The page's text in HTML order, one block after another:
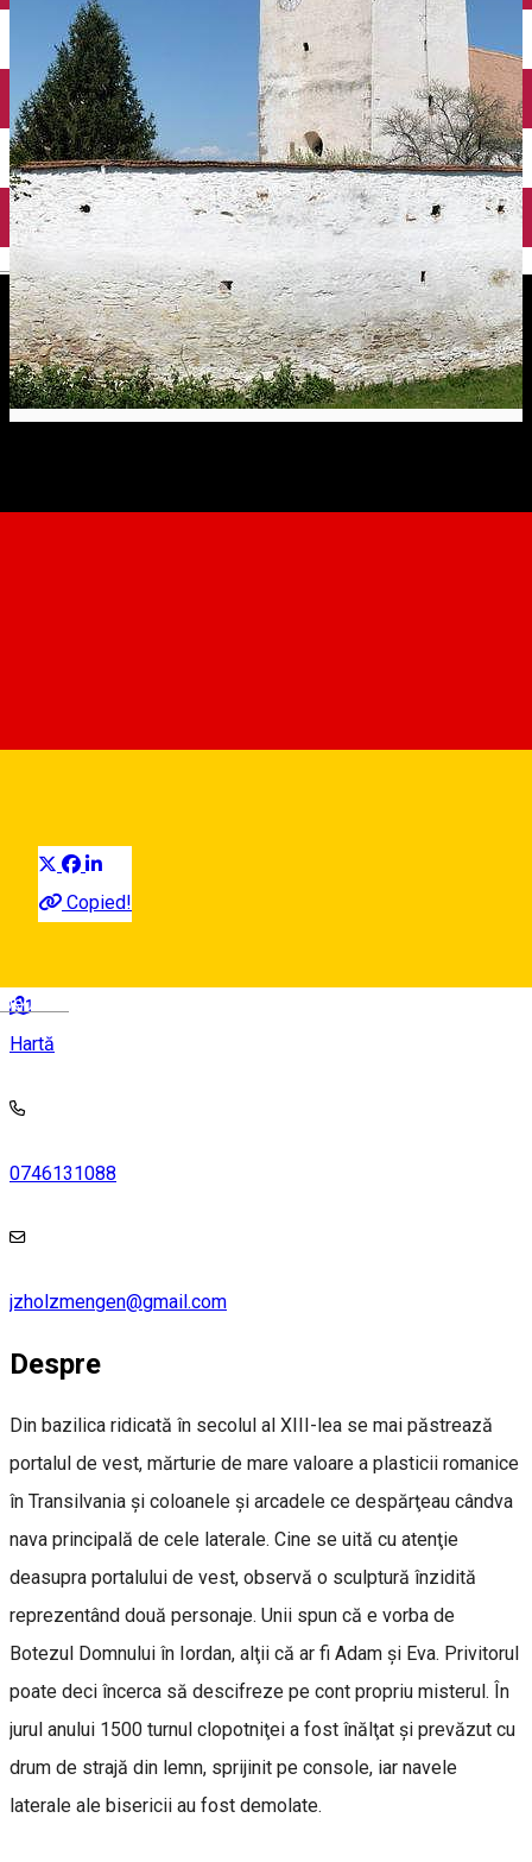
English
Deutsch
Copied!
Hartă
0746131088
jzholzmengen@gmail.com
Despre
Din bazilica ridicată în secolul al XIII-lea se mai păstrează
portalul de vest, mărturie de mare valoare a plasticii romanice
în Transilvania şi coloanele şi arcadele ce despărţeau cândva
nava principală de cele laterale. Cine se uită cu atenţie
deasupra portalului de vest, observă o sculptură înzidită
reprezentând două personaje. Unii spun că e vorba de
Botezul Domnului în Iordan, alţii că ar fi Adam şi Eva. Privitorul
poate deci încerca să descifreze pe cont propriu misterul. În
jurul anului 1500 turnul clopotniţei a fost înălţat şi prevăzut cu
drum de strajă din lemn, sprijinit pe console, iar navele
laterale ale bisericii au fost demolate.